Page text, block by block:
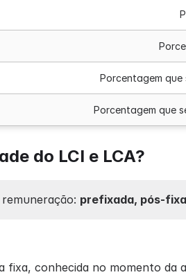
Porcentagem que
Porcentagem que
do LCI e LCA?
prefixada, pós-
fixa, conhecida no momento